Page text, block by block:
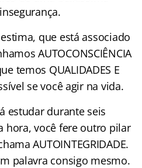
que está associado
AUTOCONSCIÊNCIA
temos QUALIDADES E
se você agir na vida.
estudar durante seis
hora, você fere outro pilar
AUTOINTEGRIDADE.
palavra consigo mesmo.